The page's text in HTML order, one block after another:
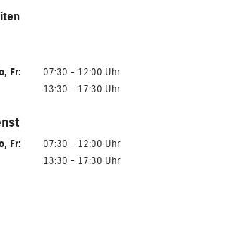
, Fr:
07:30 - 12:00 Uhr
13:30 - 17:30 Uhr
, Fr:
07:30 - 12:00 Uhr
13:30 - 17:30 Uhr